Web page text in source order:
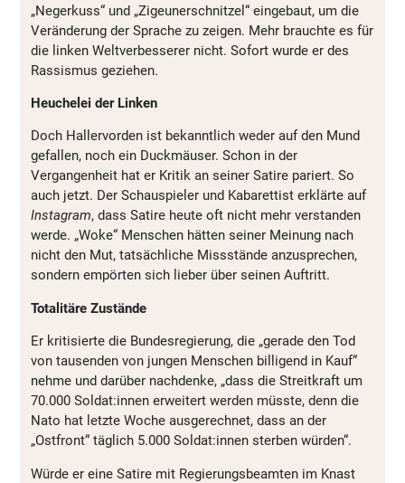
„Negerkuss“ und „Zigeunerschnitzel“ eingebaut, um die
Veränderung der Sprache zu zeigen. Mehr brauchte es für
die linken Weltverbesserer nicht. Sofort wurde er des
Rassismus geziehen.
Heuchelei der Linken
Doch Hallervorden ist bekanntlich weder auf den Mund
gefallen, noch ein Duckmäuser. Schon in der
Vergangenheit hat er Kritik an seiner Satire pariert. So
auch jetzt. Der Schauspieler und Kabarettist erklärte auf
Instagram, dass Satire heute oft nicht mehr verstanden
werde. „Woke“ Menschen hätten seiner Meinung nach
nicht den Mut, tatsächliche Missstände anzusprechen,
sondern empörten sich lieber über seinen Auftritt.
Totalitäre Zustände
Er kritisierte die Bundesregierung, die „gerade den Tod
von tausenden von jungen Menschen billigend in Kauf“
nehme und darüber nachdenke, „dass die Streitkraft um
70.000 Soldat:innen erweitert werden müsste, denn die
Nato hat letzte Woche ausgerechnet, dass an der
„Ostfront“ täglich 5.000 Soldat:innen sterben würden“.
Würde er eine Satire mit Regierungsbeamten im Knast